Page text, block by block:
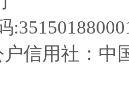
户信用社：中